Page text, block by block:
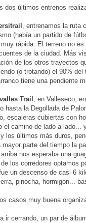
dos últimos entrenos
, entrenamos la ruta
(había un partido de
rápida. El terreno no
de la ciudad. Más
de los otros trayectos
(o trotando) el 90%
tiene una pendiente
Trail , en Valleseco,
hasta la Degollada de
escaleras cubiertas con
el camino de lado a lado...
los últimos más duros,
mayor parte del tiempo la
nos esperaba una
los corredores optamos
un descenso de casi 6
pinocha, hormigón...
casos muy buena
ir cerrando, un par de